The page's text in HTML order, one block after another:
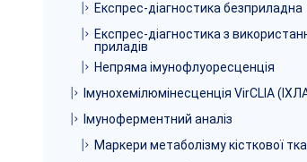
Експрес-діагностика безприладна
Експрес-діагностика з
приладів
Непряма імунофлуоресценція
Імунохемілюмінесценція VirCLIA
Імуноферментний аналіз
Маркери метаболізму кісткової